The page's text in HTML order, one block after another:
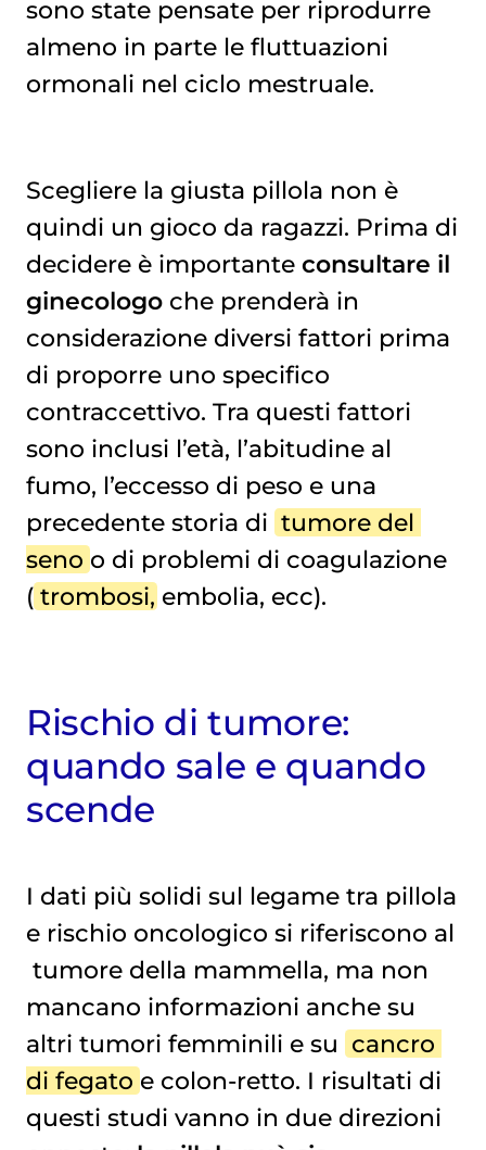
sono state pensate per riprodurre
almeno in parte le fluttuazioni
ormonali nel ciclo mestruale.
Scegliere la giusta pillola non è
quindi un gioco da ragazzi. Prima di
decidere è importante consultare il
ginecologoche prenderà in
considerazione diversi fattori prima
di proporre uno specifico
contraccettivo. Tra questi fattori
sono inclusi l’età, l’abitudine al
fumo, l’eccesso di peso e una
precedente storia di tumore del
seno o di problemi di coagulazione
( trombosi, embolia, ecc).
Rischio di tumore:
quando sale e quando
scende
I dati più solidi sul legame tra pillola
e rischio oncologico si riferiscono al
tumore della mammella, ma non
mancano informazioni anche su
altri tumori femminili e su cancro
di fegato e colon-retto. I risultati di
questi studi vanno in due direzioni